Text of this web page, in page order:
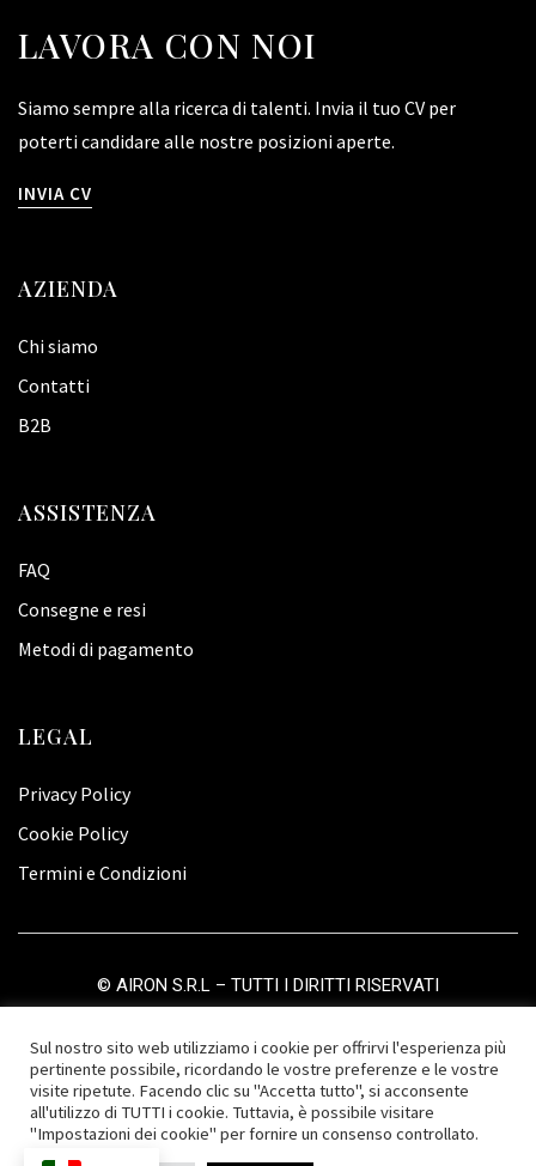
LAVORA CON NOI
Siamo sempre alla ricerca di talenti. Invia il tuo CV per
poterti candidare alle nostre posizioni aperte.
INVIA CV
AZIENDA
Chi siamo
Contatti
B2B
ASSISTENZA
FAQ
Consegne e resi
Metodi di pagamento
LEGAL
Privacy Policy
Cookie Policy
Termini e Condizioni
© AIRON S.R.L – TUTTI I DIRITTI RISERVATI
Sul nostro sito web utilizziamo i cookie per offrirvi l'esperienza più
pertinente possibile, ricordando le vostre preferenze e le vostre
visite ripetute. Facendo clic su "Accetta tutto", si acconsente
all'utilizzo di TUTTI i cookie. Tuttavia, è possibile visitare
"Impostazioni dei cookie" per fornire un consenso controllato.